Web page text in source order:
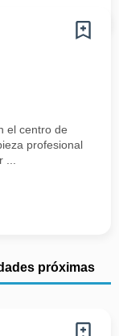
el centro de
profesional
próximas